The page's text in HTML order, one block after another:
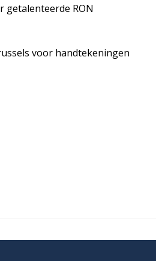
getalenteerde RON
voor handtekeningen